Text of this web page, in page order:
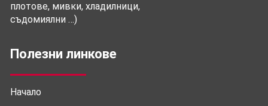
плотове, мивки, хладилници,
съдомиялни …)
Полезни линкове
Начало